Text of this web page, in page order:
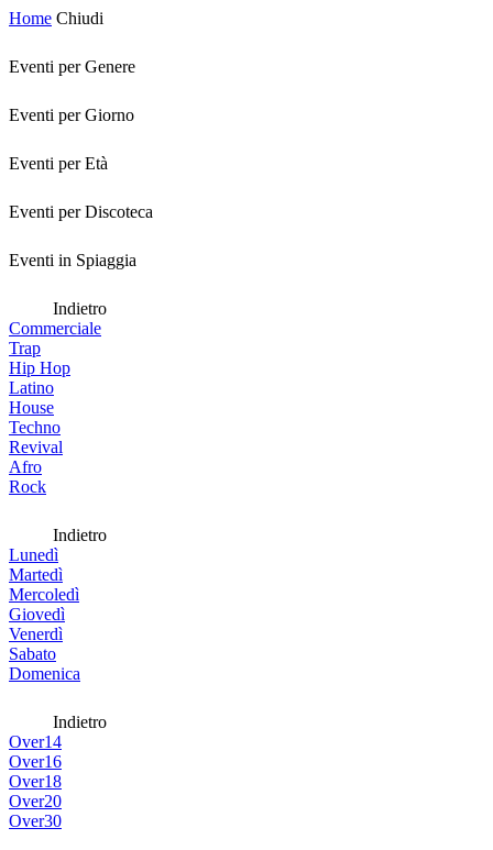
Home Chiudi
Eventi per Genere
Eventi per Giorno
Eventi per Età
Eventi per Discoteca
Eventi in Spiaggia
Indietro
Commerciale
Trap
Hip Hop
Latino
House
Techno
Revival
Afro
Rock
Indietro
Lunedì
Martedì
Mercoledì
Giovedì
Venerdì
Sabato
Domenica
Indietro
Over14
Over16
Over18
Over20
Over30